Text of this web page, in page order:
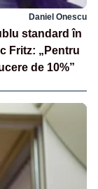
Daniel Onescu
standard în
Fritz: „Pentru
de 10%”